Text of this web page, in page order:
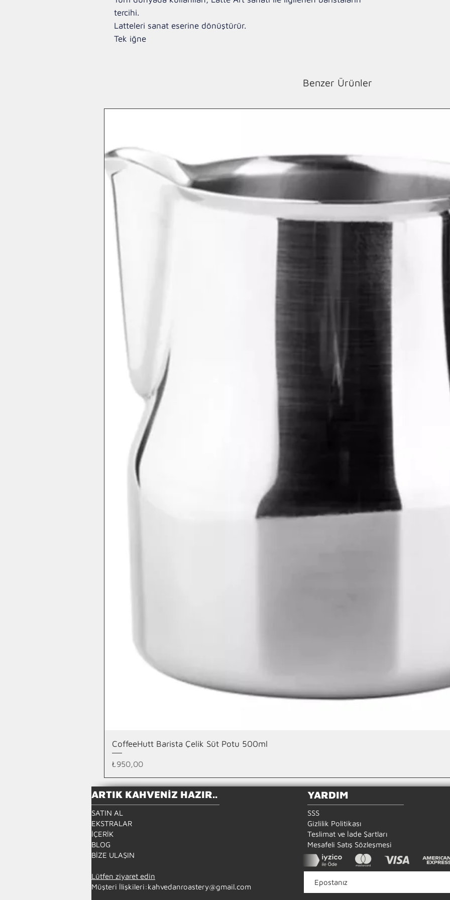
tercihi.
Latteleri sanat eserine dönüştürür.
Tek iğne
Benzer Ürünler
CoffeeHutt Barista Çelik Süt Potu 500ml
Fiyat
₺950,00
ARTIK KAHVENİZ HAZIR..
SATIN AL
EKSTRALAR
İÇERİK
BLOG
BİZE ULAŞIN
Lütfen ziyaret edin
Müşteri İlişkileri:kahvedanroastery@gmail.com
YARDIM
SSS
Gizlilik Politikası
Teslimat ve İade Şartları
Mesafeli Satış Sözleşmesi